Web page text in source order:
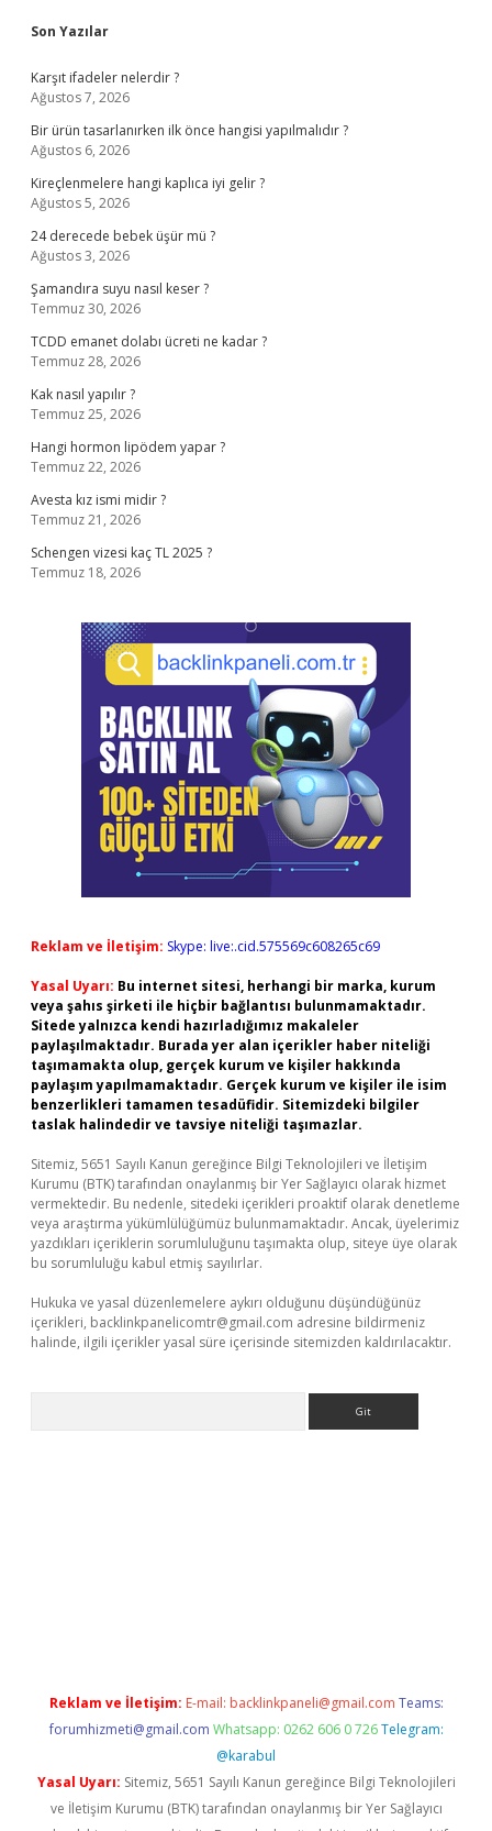
Sidebar
Son Yazılar
Karşıt ifadeler nelerdir ?
Ağustos 7, 2026
Bir ürün tasarlanırken ilk önce hangisi yapılmalıdır ?
Ağustos 6, 2026
Kireçlenmelere hangi kaplıca iyi gelir ?
Ağustos 5, 2026
24 derecede bebek üşür mü ?
Ağustos 3, 2026
Şamandıra suyu nasıl keser ?
Temmuz 30, 2026
TCDD emanet dolabı ücreti ne kadar ?
Temmuz 28, 2026
Kak nasıl yapılır ?
Temmuz 25, 2026
Hangi hormon lipödem yapar ?
Temmuz 22, 2026
Avesta kız ismi midir ?
Temmuz 21, 2026
Schengen vizesi kaç TL 2025 ?
Temmuz 18, 2026
Reklam ve İletişim: Skype: live:.cid.575569c608265c69
Yasal Uyarı: Bu internet sitesi, herhangi bir marka, kurum
veya şahıs şirketi ile hiçbir bağlantısı bulunmamaktadır.
Sitede yalnızca kendi hazırladığımız makaleler
paylaşılmaktadır. Burada yer alan içerikler haber niteliği
taşımamakta olup, gerçek kurum ve kişiler hakkında
paylaşım yapılmamaktadır. Gerçek kurum ve kişiler ile isim
benzerlikleri tamamen tesadüfidir. Sitemizdeki bilgiler
taslak halindedir ve tavsiye niteliği taşımazlar.
Sitemiz, 5651 Sayılı Kanun gereğince Bilgi Teknolojileri ve İletişim
Kurumu (BTK) tarafından onaylanmış bir Yer Sağlayıcı olarak hizmet
vermektedir. Bu nedenle, sitedeki içerikleri proaktif olarak denetleme
veya araştırma yükümlülüğümüz bulunmamaktadır. Ancak, üyelerimiz
yazdıkları içeriklerin sorumluluğunu taşımakta olup, siteye üye olarak
bu sorumluluğu kabul etmiş sayılırlar.
Hukuka ve yasal düzenlemelere aykırı olduğunu düşündüğünüz
içerikleri, backlinkpanelicomtr@gmail.com adresine bildirmeniz
halinde, ilgili içerikler yasal süre içerisinde sitemizden kaldırılacaktır.
Reklam ve İletişim: E-mail: backlinkpaneli@gmail.com Teams:
forumhizmeti@gmail.com Whatsapp: 0262 606 0 726 Telegram:
@karabul
Yasal Uyarı: Sitemiz, 5651 Sayılı Kanun gereğince Bilgi Teknolojileri
ve İletişim Kurumu (BTK) tarafından onaylanmış bir Yer Sağlayıcı